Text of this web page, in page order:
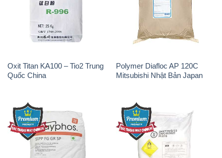
Oxit Titan KA100 – Tio2 Trung
Quốc China
Polymer Diafloc AP 120C
Mitsubishi Nhật Bản Japan